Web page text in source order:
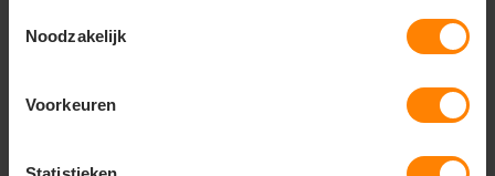
Noodzakelijk
Voorkeuren
klantenservice